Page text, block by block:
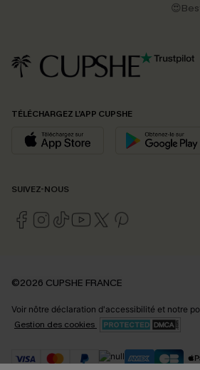
TÉLÉCHARGEZ L’APP CUPSHE
SUIVEZ-NOUS
©2026 CUPSHE FRANCE
Voir nôtre déclaration d'accessibilité et notre
Gestion des cookies
PROFITEZ DE
-15% dès 2 Achetés
En soumettant votre adresse e-mail, vous
marketing (y compris du contenu généré par
personnaliser nos contenus et nos offres, et de
confidentialité. Vous pouvez vous